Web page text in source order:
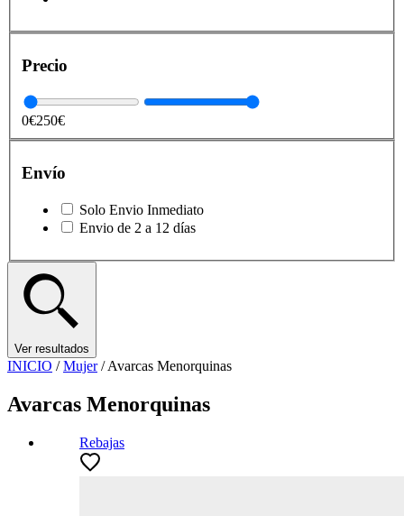
Precio
0€250€
Envío
Solo Envio Inmediato
Envio de 2 a 12 días
Ver resultados
INICIO /Mujer/Avarcas Menorquinas
Avarcas Menorquinas
Rebajas